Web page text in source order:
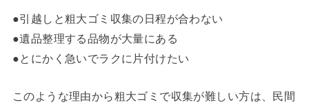
●引越しと粗大ゴミ収集の日程が合わない
●遺品整理する品物が大量にある
●とにかく急いでラクに片付けたい
このような理由から粗大ゴミで収集が難しい方は、民間